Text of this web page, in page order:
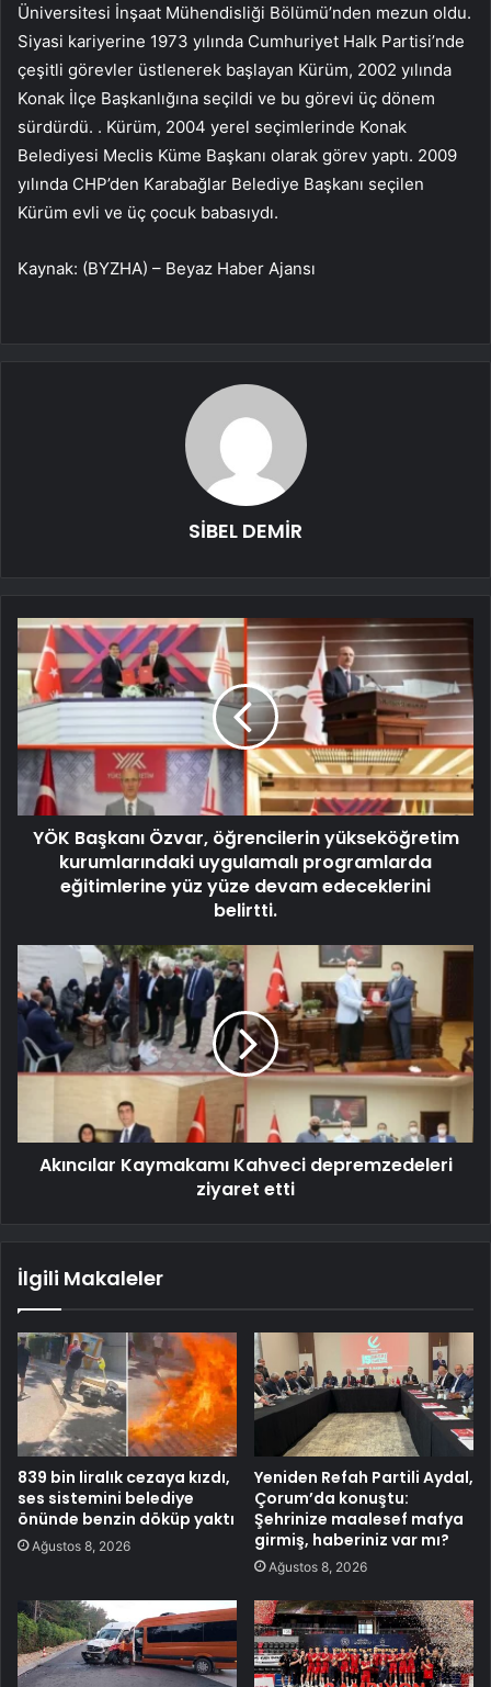
Üniversitesi İnşaat Mühendisliği Bölümü’nden mezun oldu.
Siyasi kariyerine 1973 yılında Cumhuriyet Halk Partisi’nde
çeşitli görevler üstlenerek başlayan Kürüm, 2002 yılında
Konak İlçe Başkanlığına seçildi ve bu görevi üç dönem
sürdürdü. . Kürüm, 2004 yerel seçimlerinde Konak
Belediyesi Meclis Küme Başkanı olarak görev yaptı. 2009
yılında CHP’den Karabağlar Belediye Başkanı seçilen
Kürüm evli ve üç çocuk babasıydı.
Kaynak: (BYZHA) – Beyaz Haber Ajansı
SİBEL DEMİR
YÖK Başkanı Özvar, öğrencilerin yükseköğretim
kurumlarındaki uygulamalı programlarda
eğitimlerine yüz yüze devam edeceklerini
belirtti.
Akıncılar Kaymakamı Kahveci depremzedeleri
ziyaret etti
İlgili Makaleler
839 bin liralık cezaya kızdı,
ses sistemini belediye
önünde benzin döküp yaktı
Ağustos 8, 2026
Yeniden Refah Partili Aydal,
Çorum’da konuştu:
Şehrinize maalesef mafya
girmiş, haberiniz var mı?
Ağustos 8, 2026